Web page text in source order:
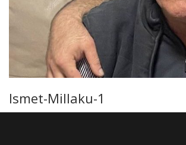
Ismet-Millaku-1